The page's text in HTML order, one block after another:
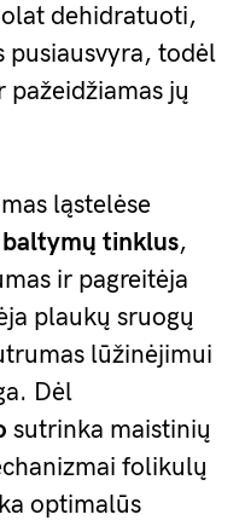
dehidratuoti,
pusiausvyra, todėl
jų
ląstelėse
tinklus,
ir pagreitėja
plaukų sruogų
lūžinėjimui
Dėl
sutrinka maistinių
folikulų
optimalūs